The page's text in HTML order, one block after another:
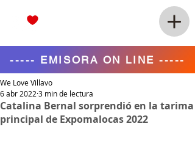
----- EMISORA ON LINE -----
Catalina Bernal sorprendió en la tarima
principal de Expomalocas 2022
We Love Villavo
6 abr 2022 3 min de lectura